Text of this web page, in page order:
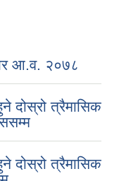
आ.व. २०७८
दोस्रो त्रैमासिक
दोस्रो त्रैमासिक